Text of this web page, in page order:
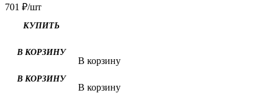
701 ₽/шт
КУПИТЬ
В корзину
В корзину